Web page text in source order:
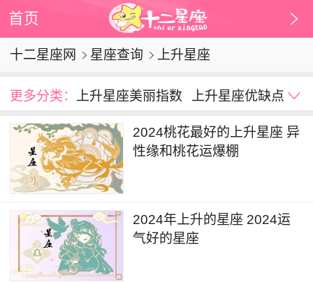
首页
十二星座网 星座查询 上升星座
更多分类： 上升星座美丽指数 上升星座优缺点
2024桃花最好的上升星座 异
性缘和桃花运爆棚
2024年上升的星座 2024运
气好的星座